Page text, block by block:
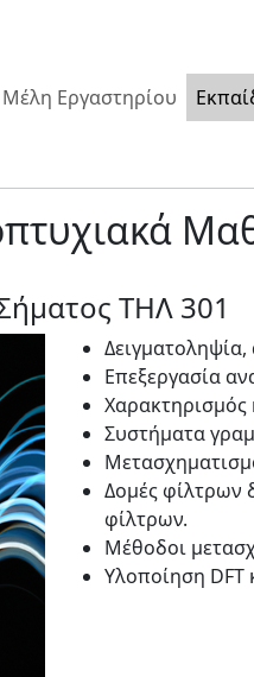
Μέλη Εργαστηρίου
ΤΗΛ 301
Επεξεργασία
Χαρακτηρισμός
Συστήματα
Δομές φίλτρων
φίλτρων.
Μέθοδοι
Υλοποίηση DFT